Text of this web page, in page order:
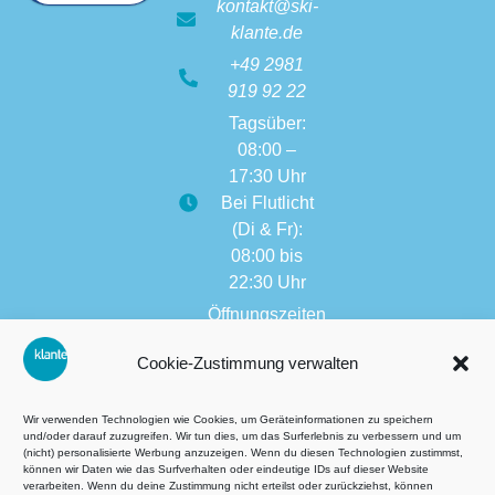
Cookie-Zustimmung verwalten
Wir verwenden Technologien wie Cookies, um Geräteinformationen zu speichern
und/oder darauf zuzugreifen. Wir tun dies, um das Surferlebnis zu verbessern und um
(nicht) personalisierte Werbung anzuzeigen. Wenn du diesen Technologien zustimmst,
können wir Daten wie das Surfverhalten oder eindeutige IDs auf dieser Website
verarbeiten. Wenn du deine Zustimmung nicht erteilst oder zurückziehst, können
kontakt@ski-
klante.de
+49 2981
919 92 22
Tagsüber:
08:00 –
17:30 Uhr
Bei Flutlicht
(Di & Fr):
08:00 bis
22:30 Uhr
Öffnungszeiten
Filialen:
17:30 Uhr